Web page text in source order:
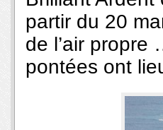
partir du 20
de l’air
pontées ont